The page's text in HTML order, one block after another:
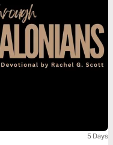
5 Days